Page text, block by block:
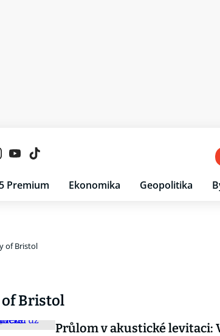
Premium Ekonomika Geopolitika
of Bristol
Bristol
Průlom v akustické levitaci: